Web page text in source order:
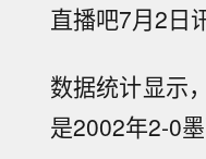
直播吧7月2日
数据统计显示
是2002年2-0